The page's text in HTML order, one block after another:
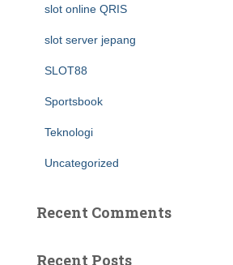
slot online QRIS
slot server jepang
SLOT88
Sportsbook
Teknologi
Uncategorized
Recent Comments
Recent Posts